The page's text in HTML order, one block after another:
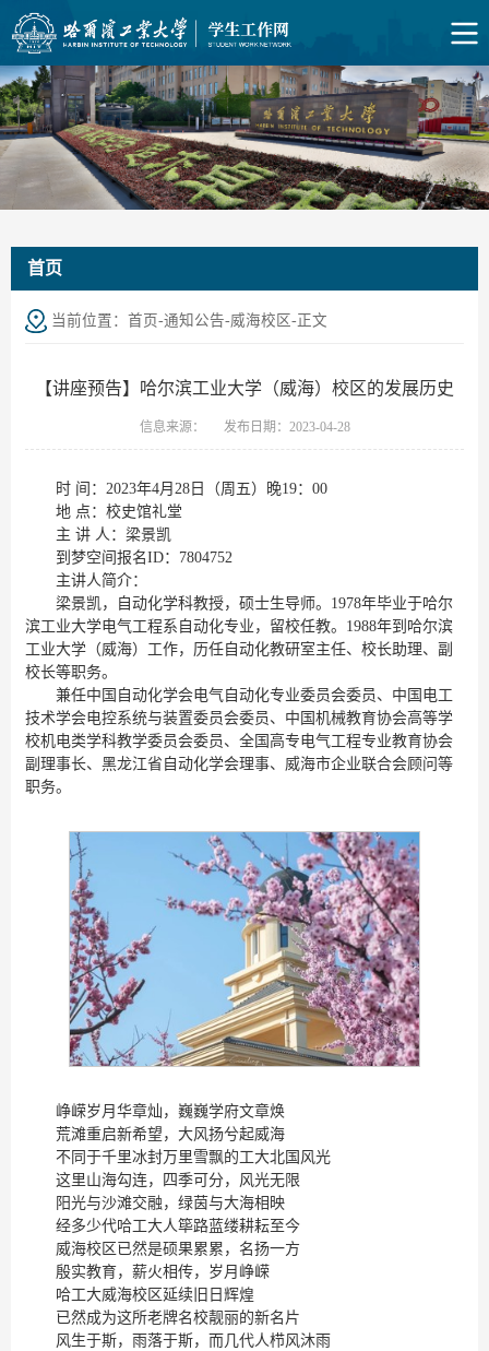
首页
当前位置： 首页-通知公告-威海校区 -正文
【讲座预告】哈尔滨工业大学（威海）校区的发展历史
信息来源： 发布日期：2023-04-28
时 间：2023年4月28日（周五）晚19：00
地 点：校史馆礼堂
主 讲 人：梁景凯
到梦空间报名ID：7804752
主讲人简介：
梁景凯，自动化学科教授，硕士生导师。1978年毕业于哈尔
滨工业大学电气工程系自动化专业，留校任教。1988年到哈尔滨
工业大学（威海）工作，历任自动化教研室主任、校长助理、副
校长等职务。
兼任中国自动化学会电气自动化专业委员会委员、中国电工
技术学会电控系统与装置委员会委员、中国机械教育协会高等学
校机电类学科教学委员会委员、全国高专电气工程专业教育协会
副理事长、黑龙江省自动化学会理事、威海市企业联合会顾问等
职务。
峥嵘岁月华章灿，巍巍学府文章焕
荒滩重启新希望，大风扬兮起威海
不同于千里冰封万里雪飘的工大北国风光
这里山海勾连，四季可分，风光无限
阳光与沙滩交融，绿茵与大海相映
经多少代哈工大人筚路蓝缕耕耘至今
威海校区已然是硕果累累，名扬一方
殷实教育，薪火相传，岁月峥嵘
哈工大威海校区延续旧日辉煌
已然成为这所老牌名校靓丽的新名片
风生于斯，雨落于斯，而几代人栉风沐雨